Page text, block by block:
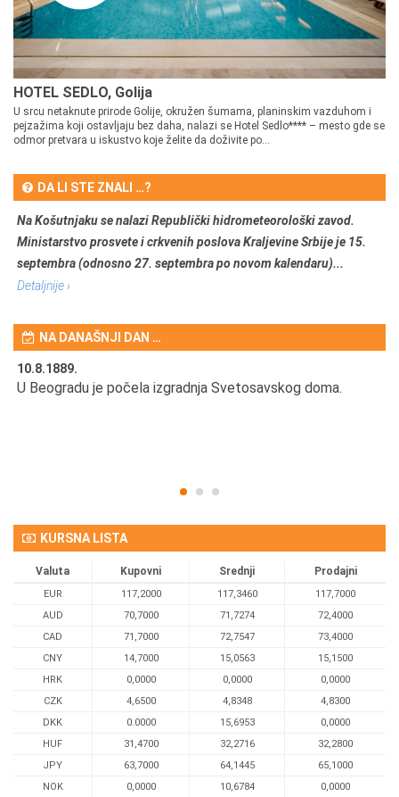
HOTEL SEDLO, Golija
U srcu netaknute prirode Golije, okružen šumama, planinskim vazduhom i
pejzažima koji ostavljaju bez daha, nalazi se Hotel Sedlo**** – mesto gde se
odmor pretvara u iskustvo koje želite da doživite po...
DA LI STE ZNALI …?
Na Košutnjaku se nalazi Republički hidrometeorološki zavod.
Ministarstvo prosvete i crkvenih poslova Kraljevine Srbije je 15.
septembra (odnosno 27. septembra po novom kalendaru)...
Detaljnije ›
NA DANAŠNJI DAN …
10.8.1889.
U Beogradu je počela izgradnja Svetosavskog doma.
KURSNA LISTA
Valuta Kupovni Srednji Prodajni
EUR 117,2000 117,3460
117,7000
AUD
70,7000 71,7274
72,4000
CAD
71,7000 72,7547
73,4000
CNY
14,7000 15,0563
15,1500
HRK
0,0000 0,0000
0,0000
CZK
4,6500 4,8348
4,8300
DKK
0.0000 15,6953
0,0000
HUF
31,4700 32,2716
32,2800
JPY
63,7000 64,1445
65,1000
NOK
0,0000 10,6784 0,0000